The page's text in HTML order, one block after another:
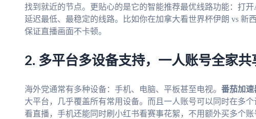
找到就近的节点。更贴心的是它的智能推荐最优线路功能：打
延迟最低、最稳定的线路。比如你在加拿大看世界杯伊朗 vs 新
保证直播画面不卡顿。
2. 多平台多设备支持，一人账号全家共
海外党通常有多种设备：手机、电脑、平板甚至电视。 番茄加速
大平台，几乎覆盖所有常用设备。而且一人账号可以同时在多
看直播，手机还能同时刷小红书看赛事花絮，不用额外买多个账